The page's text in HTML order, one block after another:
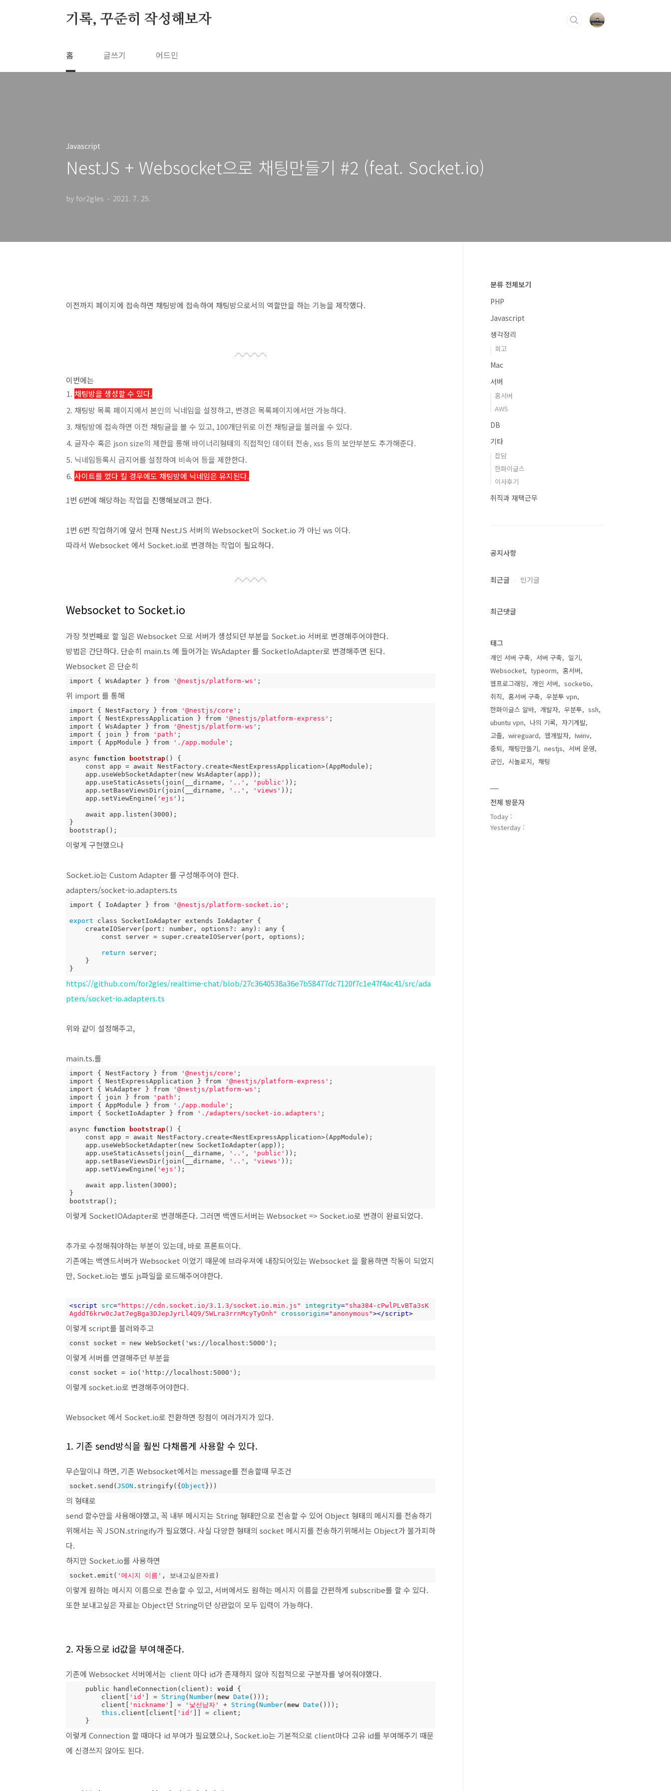
기록, 꾸준히 작성해보자
홈 글쓰기 어드민
Javascript
NestJS + Websocket으로 채팅만들기 #2 (feat. Socket.io)
by for2gles 2021. 7. 25.
이전까지 페이지에 접속하면 채팅방에 접속하여 채팅방으로서의 역할만을 하는 기능을 제작했다.
이번에는
채팅방을 생성할 수 있다.
채팅방 목록 페이지에서 본인의 닉네임을 설정하고, 변경은 목록페이지에서만 가능하다.
채팅방에 접속하면 이전 채팅글을 볼 수 있고, 100개단위로 이전 채팅글을 불러올 수 있다.
글자수 혹은 json size의 제한을 통해 바이너리형태의 직접적인 데이터 전송, xss 등의 보안부분도 추가해준다.
닉네임등록시 금지어를 설정하여 비속어 등을 제한한다.
사이트를 껐다 킬 경우에도 채팅방에 닉네임은 유지된다.
1번 6번에 해당하는 작업을 진행해보려고 한다.
1번 6번 작업하기에 앞서 현재 NestJS 서버의 Websocket이 Socket.io 가 아닌 ws 이다.
따라서 Websocket 에서 Socket.io로 변경하는 작업이 필요하다.
Websocket to Socket.io
가장 첫번째로 할 일은 Websocket 으로 서버가 생성되던 부분을 Socket.io 서버로 변경해주어야한다.
방법은 간단하다. 단순히 main.ts 에 들어가는 WsAdapter 를 SocketIoAdapter로 변경해주면 된다.
Websocket 은 단순히
import { WsAdapter } from '@nestjs/platform-ws' ;
위 import 를 통해
import { NestFactory } from '@nestjs/core' ;
import { NestExpressApplication } from
'@nestjs/platform-express' ;
import { WsAdapter } from
'@nestjs/platform-ws' ;
import { join } from
'path' ;
import { AppModule } from
'./app.module' ;
async function bootstrap() {
    app.useStaticAssets(join(__dirname,
'..' , 'public' ));
    app.setBaseViewsDir(join(__dirname,
'..' , 'views' ));
    app.setViewEngine(
'ejs' );
}
bootstrap();
이렇게 구현했으나
Socket.io는 Custom Adapter 를 구성해주어야 한다.
adapters/socket-io.adapters.ts
import { IoAdapter } from '@nestjs/platform-socket.io' ;
export class SocketIoAdapter extends IoAdapter {
return server;
}
https://github.com/for2gles/realtime-chat/blob/27c3640538a36e7b58477dc7120f7c1e47f4ac41/src/ada
pters/socket-io.adapters.ts
위와 같이 설정해주고,
main.ts.를
import { NestFactory } from '@nestjs/core' ;
import { NestExpressApplication } from
'@nestjs/platform-express' ;
import { WsAdapter } from
'@nestjs/platform-ws' ;
import { join } from
'path' ;
import { AppModule } from
'./app.module' ;
import { SocketIoAdapter } from
'./adapters/socket-io.adapters' ;
async function bootstrap() {
    app.useStaticAssets(join(__dirname,
'..' , 'public' ));
    app.setBaseViewsDir(join(__dirname,
'..' , 'views' ));
    app.setViewEngine(
'ejs' );
}
bootstrap();
이렇게 SocketIOAdapter로 변경해준다. 그러면 백엔드서버는 Websocket => Socket.io로 변경이 완료되었다.
추가로 수정해줘야하는 부분이 있는데, 바로 프론트이다.
기존에는 백엔드서버가 Websocket 이었기 때문에 브라우져에 내장되어있는 Websocket 을 활용하면 작동이 되었지
만, Socket.io는 별도 js파일을 로드해주어야한다.
<script src="https://cdn.socket.io/3.1.3/socket.io.min.js" integrity="sha384-cPwlPLvBTa3sK
AgddT6krw0cJat7egBga3DJepJyrLl4Q9/5WLra3rrnMcyTyOnh"
crossorigin="anonymous"></script>
이렇게 script를 불러와주고
const socket = new WebSocket('ws://localhost:5000');
이렇게 서버를 연결해주던 부분을
const socket = io('http://localhost:5000');
이렇게 socket.io로 변경해주어야한다.
Websocket 에서 Socket.io로 전환하면 장점이 여러가지가 있다.
1. 기존 send방식을 훨씬 다채롭게 사용할 수 있다.
무슨말이냐 하면, 기존 Websocket에서는 message를 전송할때 무조건
socket.send(JSON .stringify({Object}))
의 형태로
send 함수만을 사용해야했고, 꼭 내부 메시지는 String 형태만으로 전송할 수 있어 Object 형태의 메시지를 전송하기
위해서는 꼭 JSON.stringify가 필요했다. 사실 다양한 형태의 socket 메시지를 전송하기위해서는 Object가 불가피하
다.
하지만 Socket.io를 사용하면
socket.emit( '메시지 이름' , 보내고싶은자료)
이렇게 원하는 메시지 이름으로 전송할 수 있고, 서버에서도 원하는 메시지 이름을 간편하게 subscribe를 할 수 있다.
또한 보내고싶은 자료는 Object던 String이던 상관없이 모두 입력이 가능하다.
2. 자동으로 id값을 부여해준다.
기존에 Websocket 서버에서는 client 마다 id가 존재하지 않아 직접적으로 구분자를 넣어줘야했다.
    public handleConnection(client):
void
{
        client[
'id' ] = String (Number( new Date ()));
        client[
'nickname' ] = '낯선남자' + String (Number( new Date ()));
this .client[client[ 'id' ]] = client;
    }
이렇게 Connection 할 때마다 id 부여가 필요했으나, Socket.io는 기본적으로 client마다 고유 id를 부여해주기 때문
에 신경쓰지 않아도 된다.
분류 전체보기
PHP
Javascript
생각정리
회고
Mac
서버
홈서버
AWS
DB
기타
잡담
한화이글스
이사후기
취직과 재택근무
공지사항
최근글 인기글
최근댓글
태그
개인 서버 구축 서버 구축
일기
Websocket
typeorm
홈서버
웹프로그래밍
개인 서버
socketio
취직
홈서버 구축
우분투 vpn
한화이글스 알바
개발자 우분투
ssh
ubuntu vpn
나의 기록
자기계발
고졸
wireguard 웹개발자
Iwinv
중퇴
채팅만들기 nestjs
서버 운영
군인
시놀로지 채팅
전체 방문자
Today :
Yesterday :